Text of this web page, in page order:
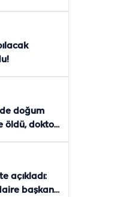
doğum
öldü, doktor
açıkladı:
başkanı